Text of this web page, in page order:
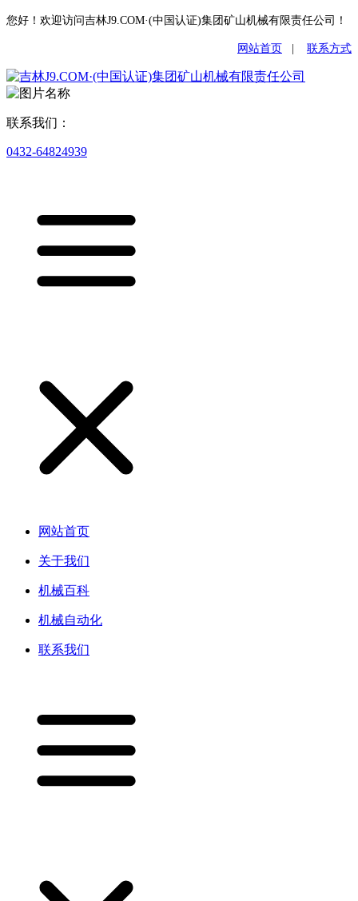
您好！欢迎访问吉林J9.COM·(中国认证)集团矿山机械有限责任公司！
网站首页 联系方式
联系我们：
0432-64824939
网站首页
关于我们
机械百科
机械自动化
联系我们